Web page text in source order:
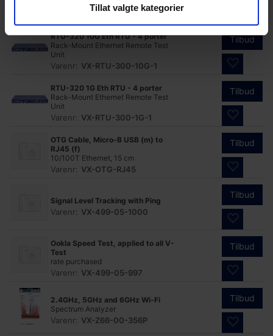
Tillat valgte kategorier
VX-RXT-6802-800G
RTU-320 10G Eth RTU - 4 porter
Rack-Mount Ethernet Remote Test
Unit
Varenr: VX-RTU-300-10G-1
Tilbud
RTU-320 1G Eth RTU - 4 porter
Rack-Mount Ethernet Remote Test
Unit
Varenr: VX-RTU-300-1G-1
Tilbud
OTG Cable, Micro-B USB (m) to
RJ45 (f)
10/100T Ethernet, 15 cm
Varenr: VX-OTG-RJ45
Tilbud
Signal Level Tracking with Ping
Varenr: VX-499-05-1000
Tilbud
Ookla Speed Test, applied to all V-
Test
rate purchased
Varenr: VX-499-05-997
Tilbud
2.4GHz, 5GHz and 6GHz Wi-Fi
Spectrum Analyzer
Varenr: VX-Z66-00-356P
Tilbud